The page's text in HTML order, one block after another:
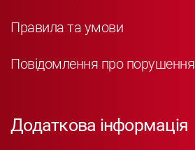
Правила та умови
Повідомлення про порушення
Додаткова інформація